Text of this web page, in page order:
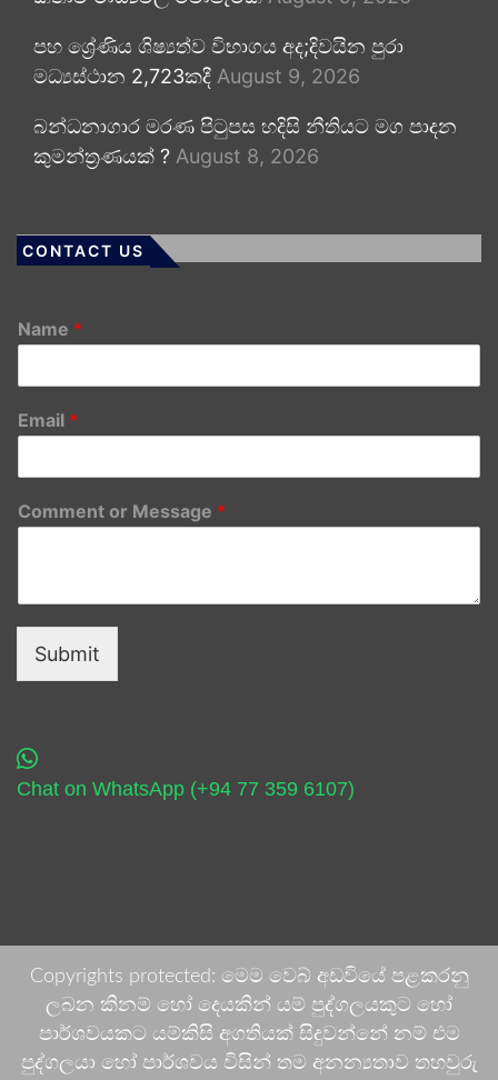
පහ ශ්‍රේණිය ශිෂ්‍යත්ව විභාගය අද;දිවයින පුරා
මධ්‍යස්ථාන 2,723කදී August 9, 2026
බන්ධනාගාර මරණ පිටුපස හදිසි නීතියට මග පාදන
කුමන්ත්‍රණයක් ? August 8, 2026
CONTACT US
Name *
Email *
Comment or Message *
Submit
Chat on WhatsApp (+94 77 359 6107)
Copyrights protected: මෙම වෙබ් අඩවියේ පළකරනු
ලබන කිනම් හෝ දෙයකින් යම් පුද්ගලයකුට හෝ
පාර්ශවයකට යම්කිසි අගතියක් සිදුවන්නේ නම් එම
පුද්ගලයා හෝ පාර්ශවය විසින් තම අනන්‍යතාව තහවුරු